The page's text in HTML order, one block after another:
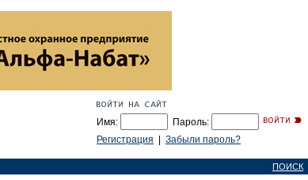
Имя:
Пароль:
Регистрация
Забыли пароль?
ПОИСК